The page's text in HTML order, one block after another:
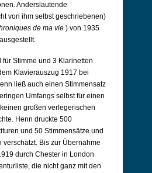
Anderslautende
von ihm selbst geschriebenen)
de ma vie ) von 1935
für Stimme und 3 Klarinetten
Klavierauszug 1917 bei
ließ auch einen Stimmensatz
Umfangs selbst für einen
großen verlegerischen
Henn druckte 500
und 50 Stimmensätze und
verschätzt. Bis zur Übernahme
durch Chester in London
die nicht ganz mit den